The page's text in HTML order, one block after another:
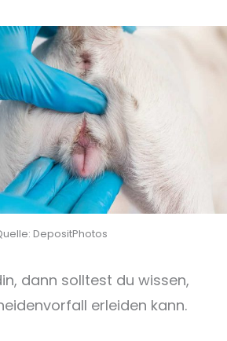
DepositPhotos
dann solltest du wissen,
erleiden kann.